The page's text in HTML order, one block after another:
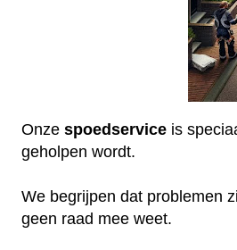
Onzespoedservice is
geholpen wordt.
We begrijpen dat problemen
geen raad mee weet.